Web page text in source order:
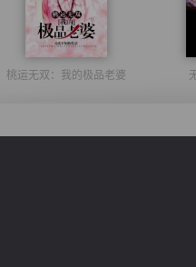
桃运无双：我的极品老婆